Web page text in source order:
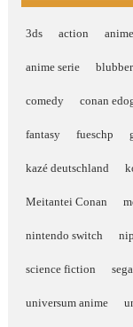
3ds action anime
anime serie
comedy conan
fantasy fueschp
kazé deutschland
Meitantei Conan
nintendo switch
science fiction sega
universum anime